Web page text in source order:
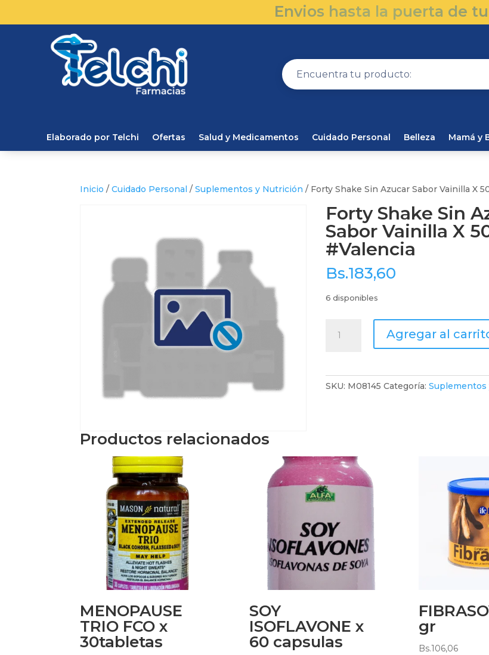
Envios hasta la puerta de
Elaborado por Telchi Ofertas Salud y Medicamentos Cuidado Personal Belleza Mamá y
Inicio /Cuidado Personal /Suplementos y Nutrición / Forty Shake Sin Azucar Sabor Vainilla X
Forty Shake Sin
Sabor Vainilla X
#Valencia
Bs.183,60
6 disponibles
Shake
Agregar al
SKU: M08145 Categoría:
Productos relacionados
MENOPAUSE
TRIO FCO x
30tabletas
SOY
ISOFLAVONE x
60 capsulas
gr
Bs.106,06